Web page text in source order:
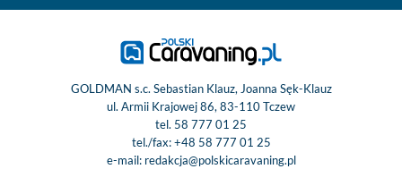
GOLDMAN s.c. Sebastian Klauz, Joanna Sęk-Klauz
ul. Armii Krajowej 86, 83-110 Tczew
tel. 58 777 01 25
tel./fax:+48 58 777 01 25
e-mail: redakcja@polskicaravaning.pl